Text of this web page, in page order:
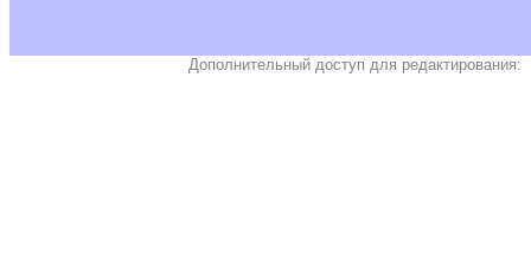
Дополнительный доступ для редактирования: